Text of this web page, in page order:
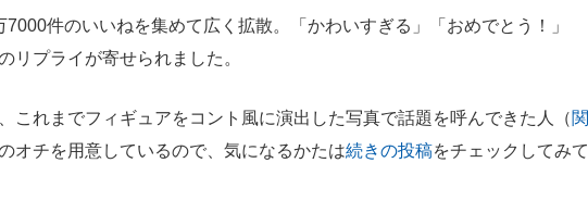
件のいいねを集めて広く拡散。「かわいすぎる」「おめでとう！」
リプライが寄せられました。
これまでフィギュアをコント風に演出した写真で話題を呼んできた人（関
オチを用意しているので、気になるかたは続きの投稿をチェックしてみて